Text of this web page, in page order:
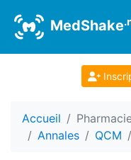
MedShake
Accueil
Annales
QCM